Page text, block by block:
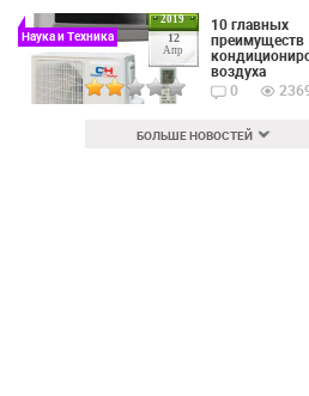
2019
12
Апр
Наука и Техника
10 главных
преимуществ
воздуха
0
БОЛЬШЕ НОВОСТЕЙ